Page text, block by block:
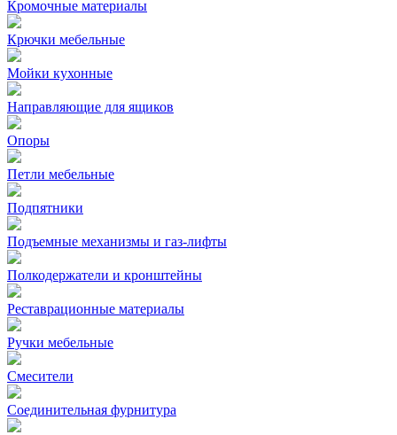
Кромочные материалы
Крючки мебельные
Мойки кухонные
Направляющие для ящиков
Опоры
Петли мебельные
Подпятники
Подъемные механизмы и газ-лифты
Полкодержатели и кронштейны
Реставрационные материалы
Ручки мебельные
Смесители
Соединительная фурнитура